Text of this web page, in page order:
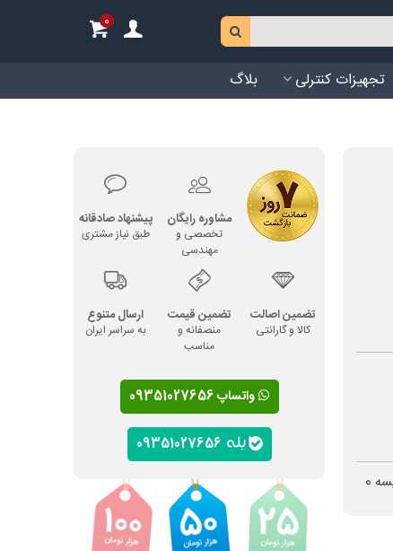
0
تجهیزات کنترلی بلاگ
0
مشاوره رایگان
تخصصی و
مهندسی
پیشنهاد صادقانه
طبق نیاز مشتری
تضمین اصالت
کالا و گارانتی
تضمین قیمت
منصفانه و
مناسب
ارسال متنوع
به سراسر ایران
واتساپ 09351027656